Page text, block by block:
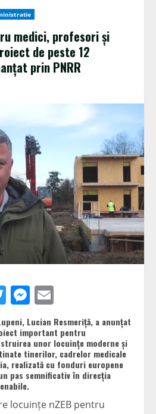
medici, profesori și
de peste 12
prin PNRR
TwitterMessenger
Lucian Resmeriță, a anunțat
important pentru
unor locuințe moderne și
tinerilor, cadrelor medicale
realizată cu fonduri europene
pas semnificativ în direcția
locuințe nZEB pentru